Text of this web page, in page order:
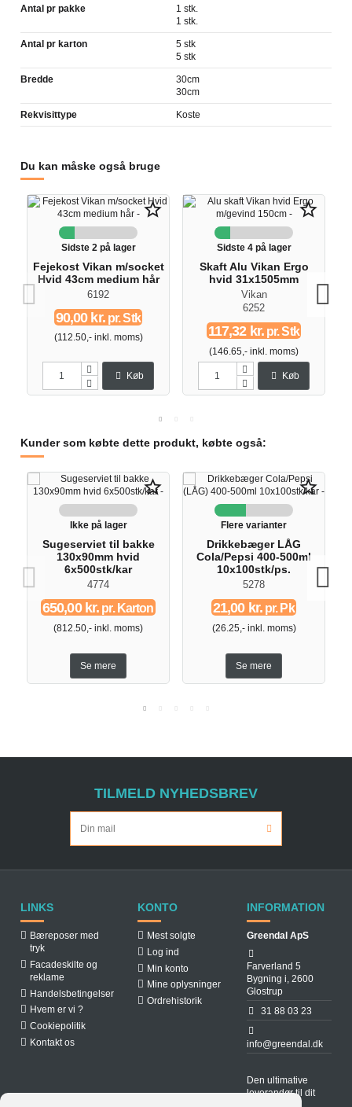
Antal pr pakke
1 stk.
1 stk.
Antal pr karton
5 stk
5 stk
Bredde
30cm
30cm
Rekvisittype Koste
Du kan måske også bruge
star_border
Sidste 2 på lager
Fejekost Vikan m/socket
Hvid 43cm medium hår
6192
90,00 kr.pr. Stk
(112.50,- inkl. moms)
Køb
star_border
Sidste 4 på lager
Skaft Alu Vikan Ergo
hvid 31x1505mm
Vikan
6252
117,32 kr.pr. Stk
(146.65,- inkl. moms)
Køb
Kunder som købte dette produkt, købte også:
star_border
Ikke på lager
Sugeserviet til bakke
130x90mm hvid
6x500stk/kar
4774
650,00 kr. pr. Karton
(812.50,- inkl. moms)
Se mere
star_border
Flere varianter
Drikkebæger LÅG
Cola/Pepsi 400-500ml
10x100stk/ps.
5278
21,00 kr.pr. Pk
(26.25,- inkl. moms)
Se mere
TILMELD NYHEDSBREV
LINKS
Bæreposer med
tryk
Facadeskilte og
reklame
Handelsbetingelser
Hvem er vi ?
Cookiepolitik
Kontakt os
KONTO
Mest solgte
Log ind
Min konto
Mine oplysninger
Ordrehistorik
INFORMATION
Greendal ApS
Farverland 5
Bygning i, 2600
Glostrup
31 88 03 23
info@greendal.dk
Den ultimative
leverandør til dit